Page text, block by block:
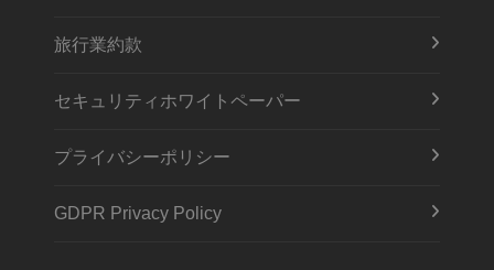
旅行業約款
セキュリティホワイトペーパー
プライバシーポリシー
GDPR Privacy Policy